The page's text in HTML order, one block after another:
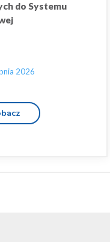
do Systemu
2026